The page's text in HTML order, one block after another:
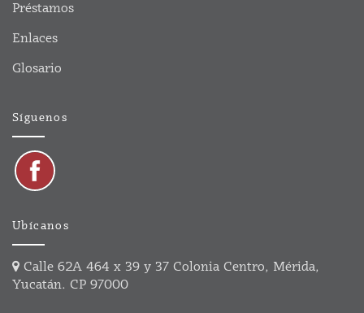
Préstamos
Enlaces
Glosario
Síguenos
Ubícanos
Calle 62A 464 x 39 y 37 Colonia Centro, Mérida,
Yucatán. CP 97000